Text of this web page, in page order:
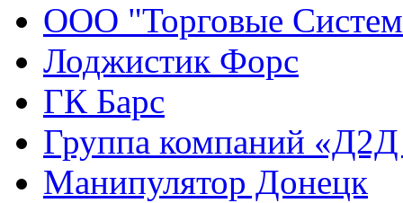
ООО "Торговые
Лоджистик Форс
ГК Барс
Группа компаний «Д2Д
Манипулятор Донецк